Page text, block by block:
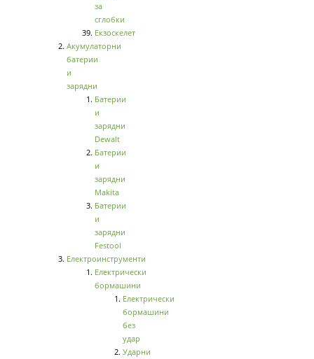
за
сглобки
Екзоскелет
Акумулаторни
батерии
и
зарядни
Батерии
и
зарядни
Dewalt
Батерии
и
зарядни
Makita
Батерии
и
зарядни
Festool
Електроинструменти
Електрически
бормашини
Електрически
бормашини
без
удар
Ударни